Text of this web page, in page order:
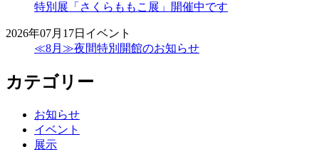
特別展「さくらももこ展」開催中です
2026年07月17日 イベント
≪8月≫夜間特別開館のお知らせ
カテゴリー
お知らせ
イベント
展示